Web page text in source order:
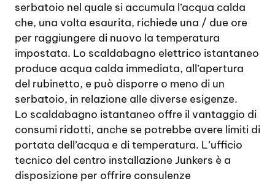
serbatoio nel quale si accumula l’acqua calda
che, una volta esaurita, richiede una / due ore
per raggiungere di nuovo la temperatura
impostata. Lo scaldabagno elettrico istantaneo
produce acqua calda immediata, all’apertura
del rubinetto, e può disporre o meno di un
serbatoio, in relazione alle diverse esigenze.
Lo scaldabagno istantaneo offre il vantaggio di
consumi ridotti, anche se potrebbe avere limiti di
portata dell’acqua e di temperatura. L’ufficio
tecnico del centro installazione Junkers è a
disposizione per offrire consulenze